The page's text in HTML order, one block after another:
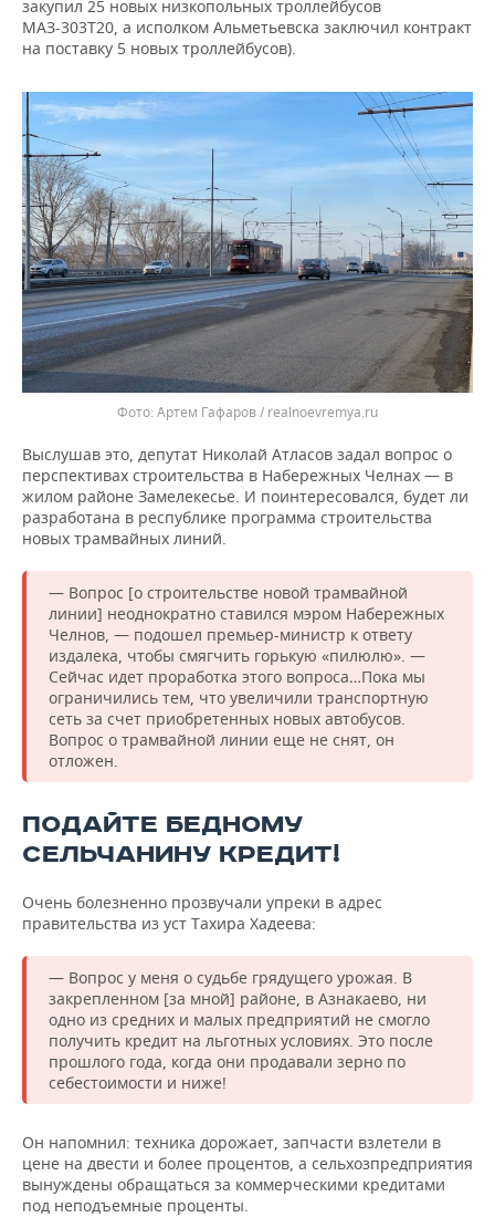
закупил 25 новых низкопольных троллейбусов
МАЗ-303Т20, а исполком Альметьевска заключил контракт
на поставку 5 новых троллейбусов).
Артем Гафаров / realnoevremya.ru
Выслушав это, депутат Николай Атласов задал вопрос о
перспективах строительства в Набережных Челнах — в
жилом районе Замелекесье. И поинтересовался, будет ли
разработана в республике программа строительства
новых трамвайных линий.
— Вопрос [о строительстве новой трамвайной
линии] неоднократно ставился мэром Набережных
Челнов, — подошел премьер-министр к ответу
издалека, чтобы смягчить горькую «пилюлю». —
Сейчас идет проработка этого вопроса…Пока мы
ограничились тем, что увеличили транспортную
сеть за счет приобретенных новых автобусов.
Вопрос о трамвайной линии еще не снят, он
отложен.
ПОДАЙТЕ БЕДНОМУ
СЕЛЬЧАНИНУ КРЕДИТ!
Очень болезненно прозвучали упреки в адрес
правительства из уст Тахира Хадеева:
— Вопрос у меня о судьбе грядущего урожая. В
закрепленном [за мной] районе, в Азнакаево, ни
одно из средних и малых предприятий не смогло
получить кредит на льготных условиях. Это после
прошлого года, когда они продавали зерно по
себестоимости и ниже!
Он напомнил: техника дорожает, запчасти взлетели в
цене на двести и более процентов, а сельхозпредприятия
вынуждены обращаться за коммерческими кредитами
под неподъемные проценты.